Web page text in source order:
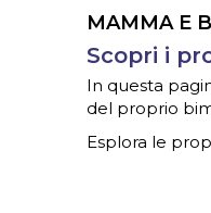
MAMMA E
Scopri i
In questa
del proprio
Esplora le